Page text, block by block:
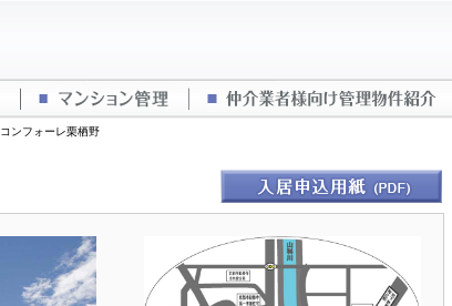
建築 マンション管理
コンフォーレ栗栖野